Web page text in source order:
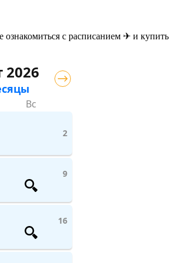
с расписанием ✈ и купить
2026
Вс
2
9
16